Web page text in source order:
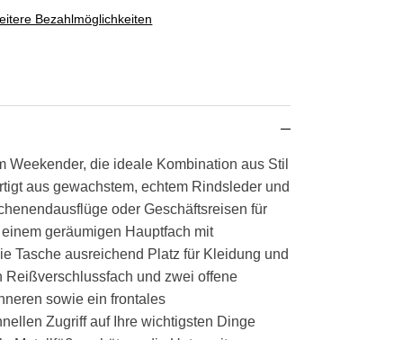
Bezahlmöglichkeiten
Weekender, die ideale Kombination aus Stil
aus gewachstem, echtem Rindsleder und
oder Geschäftsreisen für
geräumigen Hauptfach mit
Tasche ausreichend Platz für Kleidung und
Reißverschlussfach und zwei offene
sowie ein frontales
Zugriff auf Ihre wichtigsten Dinge